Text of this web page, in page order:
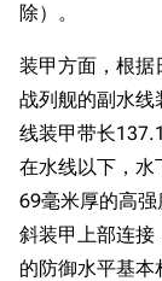
除）。
装甲方面，根据
战列舰的副水线
线装甲带长
在水线以下，水
69毫米厚的高
斜装甲上部连接
的防御水平基本